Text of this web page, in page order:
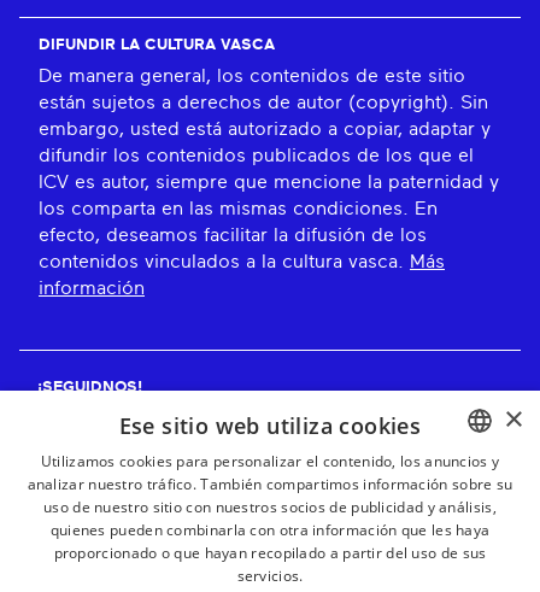
DIFUNDIR LA CULTURA VASCA
De manera general, los contenidos de este sitio
están sujetos a derechos de autor (copyright). Sin
embargo, usted está autorizado a copiar, adaptar y
difundir los contenidos publicados de los que el
ICV es autor, siempre que mencione la paternidad y
los comparta en las mismas condiciones. En
efecto, deseamos facilitar la difusión de los
contenidos vinculados a la cultura vasca. Más
información
¡SEGUIDNOS!
¡RECIBE NUESTROS BOLETINES!
Suscribirse
BASQUE
FRENCH
×
Ese sitio web utiliza cookies
Utilizamos cookies para personalizar el contenido, los anuncios y
analizar nuestro tráfico. También compartimos información sobre su
uso de nuestro sitio con nuestros socios de publicidad y análisis,
quienes pueden combinarla con otra información que les haya
proporcionado o que hayan recopilado a partir del uso de sus
servicios.